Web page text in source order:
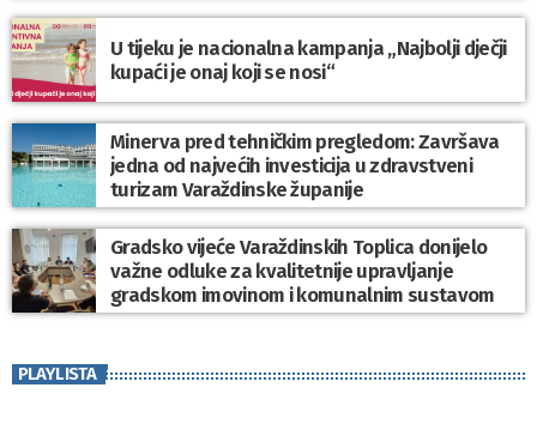
U tijeku je nacionalna kampanja „Najbolji dječji
kupaći je onaj koji se nosi“
Minerva pred tehničkim pregledom: Završava
jedna od najvećih investicija u zdravstveni
turizam Varaždinske županije
Gradsko vijeće Varaždinskih Toplica donijelo
važne odluke za kvalitetnije upravljanje
gradskom imovinom i komunalnim sustavom
PLAYLISTA